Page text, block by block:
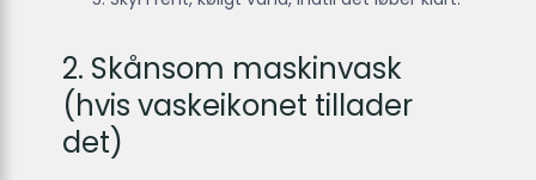
2. Skånsom maskinvask
(hvis vaskeikonet tillader
det)